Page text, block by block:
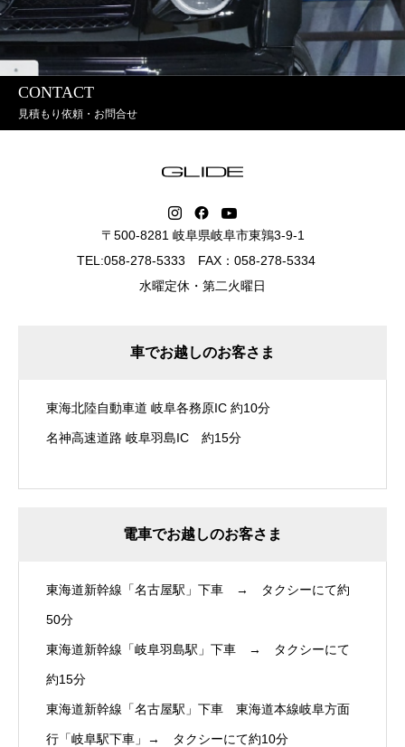
CONTACT
見積もり依頼・お問合せ
〒500-8281 岐阜県岐阜市東鶉3-9-1
TEL:058-278-5333 FAX：058-278-5334
水曜定休・第二火曜日
車でお越しのお客さま
東海北陸自動車道 岐阜各務原IC 約10分
名神高速道路 岐阜羽島IC 約15分
電車でお越しのお客さま
東海道新幹線「名古屋駅」下車 → タクシーにて約
50分
東海道新幹線「岐阜羽島駅」下車 → タクシーにて
約15分
東海道新幹線「名古屋駅」下車 東海道本線岐阜方面
行「岐阜駅下車」→ タクシーにて約10分